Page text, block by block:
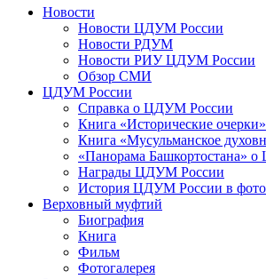
Новости
Новости ЦДУМ России
Новости РДУМ
Новости РИУ ЦДУМ России
Обзор СМИ
ЦДУМ России
Справка о ЦДУМ России
Книга «Исторические очерки»
Книга «Мусульманское
«Панорама Башкортостана»
Награды ЦДУМ России
История ЦДУМ России в
Верховный муфтий
Биография
Книга
Фильм
Фотогалерея